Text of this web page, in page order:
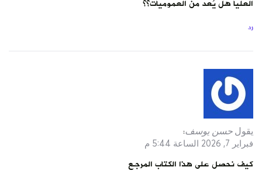
العليا هل يُعد من العموميات؟؟
رد
يقول حسن يوسف:
فبراير 7, 2026 الساعة 5:44 م
كيف نحصل على هذا الكتاب المرجع